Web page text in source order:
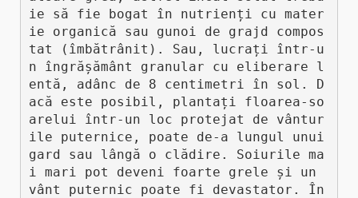
ie să fie bogat în nutrienți cu mater
ie organică sau gunoi de grajd compos
tat (îmbătrânit). Sau, lucrați într-u
n îngrășământ granular cu eliberare l
entă, adânc de 8 centimetri în sol. D
acă este posibil, plantați floarea-so
arelui într-un loc protejat de vântur
ile puternice, poate de-a lungul unui
gard sau lângă o clădire. Soiurile ma
i mari pot deveni foarte grele și un
vânt puternic poate fi devastator. În